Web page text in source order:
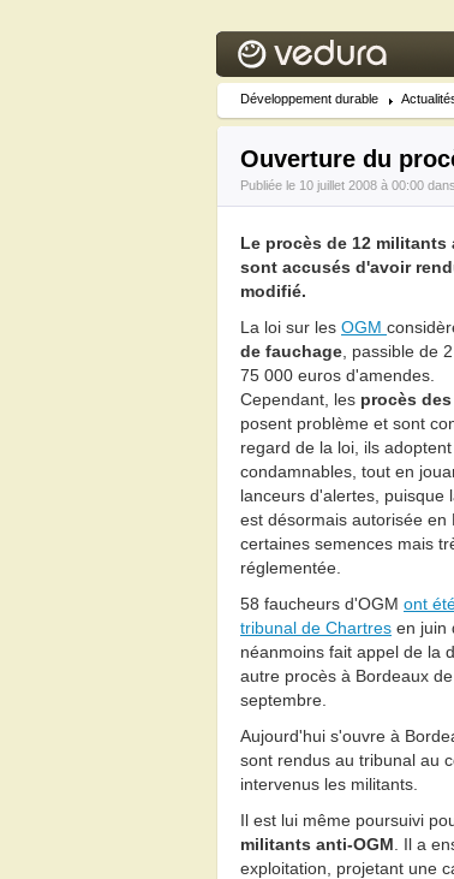
Développement durable
Ouverture du
Publiée le 10 juillet 2008 à 00:00 dans
Le procès de 12
sont accusés d'avoir
modifié.
La loi sur les OGM
de fauchage , passible de
75 000 euros d'amendes.
Cependant, les procès
posent problème et sont
regard de la loi, ils
condamnables, tout en
lanceurs d'alertes, puisque
est désormais autorisée en
certaines semences mais
réglementée.
58 faucheurs d'OGM ont
tribunal de Chartres en juin
néanmoins fait appel de la
autre procès à Bordeaux
septembre.
Aujourd'hui s'ouvre à
sont rendus au tribunal au
intervenus les militants.
Il est lui même poursuivi
militants anti-OGM . Il a
exploitation, projetant une